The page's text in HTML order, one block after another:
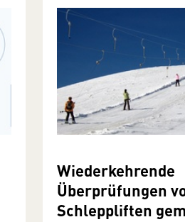
Wiederkehrende
Überprüfungen
Schleppliften